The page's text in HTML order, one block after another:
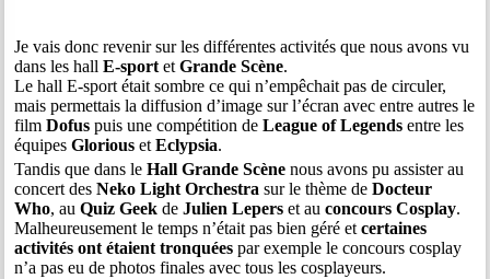
Je vais donc revenir sur les différentes activités que nous avons vu
dans les hallE-sport etGrande Scène.
Le hall E-sport était sombre ce qui n’empêchait pas de circuler,
mais permettais la diffusion d’image sur l’écran avec entre autres le
filmDofus puis une compétition deLeague of Legends entre les
équipesGlorious etEclypsia.
Tandis que dans leHall Grande Scène nous avons pu assister au
concert desNeko Light Orchestra sur le thème deDocteur
Who, auQuiz Geek deJulien Lepers et auconcours Cosplay.
Malheureusement le temps n’était pas bien géré etcertaines
activités ont étaient tronquées par exemple le concours cosplay
n’a pas eu de photos finales avec tous les cosplayeurs.